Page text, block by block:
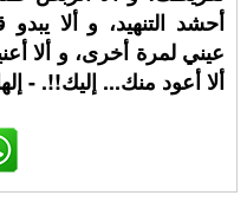
أحشد التنهيد، و ألا
عيني لمرة أخرى، و ألا
ألا أعود منك... إليك!!. -